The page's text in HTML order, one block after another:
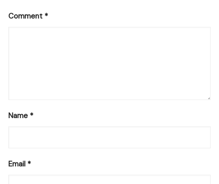
Comment *
Name *
Email *